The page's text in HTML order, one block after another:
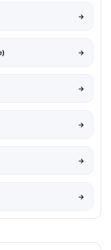
→
→
→
→
→
→